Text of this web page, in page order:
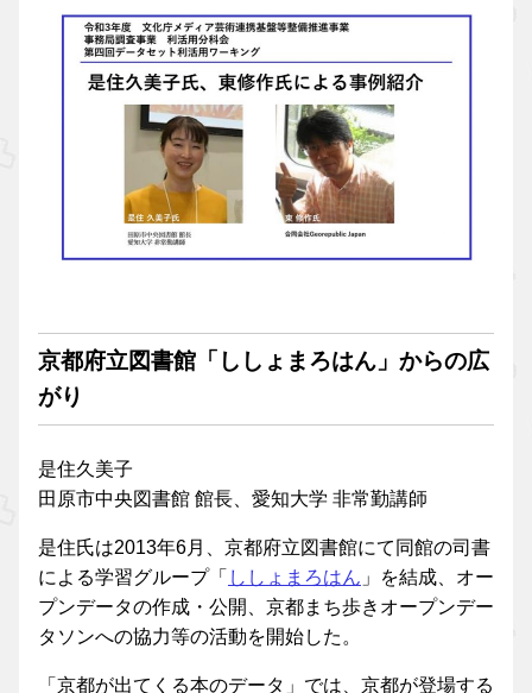
京都府立図書館「ししょまろはん」からの広
がり
是住久美子
田原市中央図書館 館長、愛知大学 非常勤講師
是住氏は2013年6月、京都府立図書館にて同館の司書
による学習グループ「 ししょまろはん 」を結成、オー
プンデータの作成・公開、京都まち歩きオープンデー
タソンへの協力等の活動を開始した。
「京都が出てくる本のデータ」では、京都が登場する